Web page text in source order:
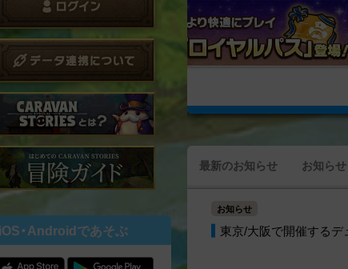
iOS・Androidであそぶ
最新のお知らせ お知らせ
お知らせ
東京/大阪で開催する